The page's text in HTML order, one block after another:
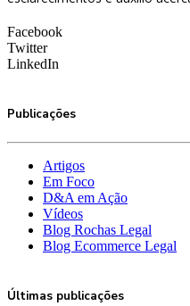
Facebook
Twitter
LinkedIn
Publicações
Artigos
Em Foco
D&A em Ação
Vídeos
Blog Rochas Legal
Blog Ecommerce Legal
Últimas publicações